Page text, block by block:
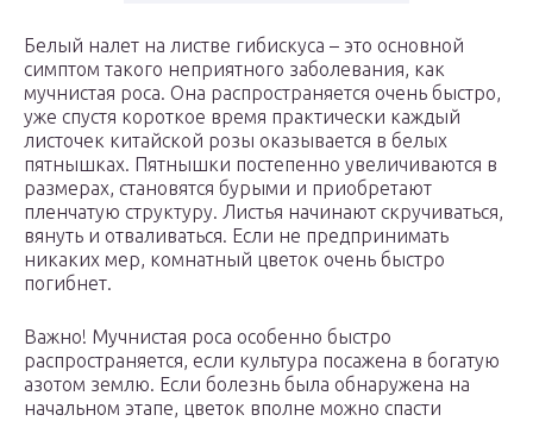
Белый налет на листве гибискуса – это основной
симптом такого неприятного заболевания, как
мучнистая роса. Она распространяется очень быстро,
уже спустя короткое время практически каждый
листочек китайской розы оказывается в белых
пятнышках. Пятнышки постепенно увеличиваются в
размерах, становятся бурыми и приобретают
пленчатую структуру. Листья начинают скручиваться,
вянуть и отваливаться. Если не предпринимать
никаких мер, комнатный цветок очень быстро
погибнет.
Важно! Мучнистая роса особенно быстро
распространяется, если культура посажена в богатую
азотом землю. Если болезнь была обнаружена на
начальном этапе, цветок вполне можно спасти